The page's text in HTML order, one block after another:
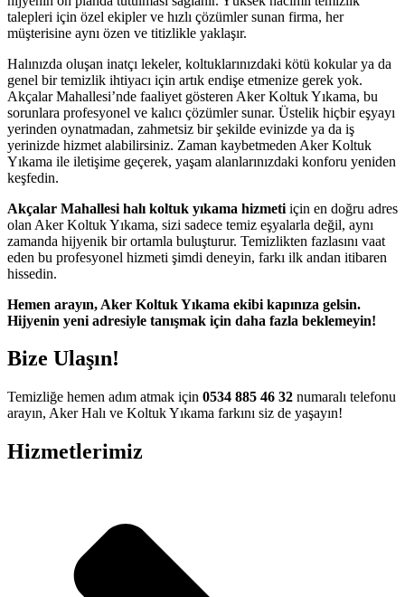
Forum
escort
giriş
yıkama
escort
giriş
talepleri için özel ekipler ve hızlı çözümler sunan firma, her
müşterisine aynı özen ve titizlikle yaklaşır.
Halınızda oluşan inatçı lekeler, koltuklarınızdaki kötü kokular ya da
genel bir temizlik ihtiyacı için artık endişe etmenize gerek yok.
Akçalar Mahallesi’nde faaliyet gösteren Aker Koltuk Yıkama, bu
sorunlara profesyonel ve kalıcı çözümler sunar. Üstelik hiçbir eşyayı
yerinden oynatmadan, zahmetsiz bir şekilde evinizde ya da iş
yerinizde hizmet alabilirsiniz. Zaman kaybetmeden Aker Koltuk
Yıkama ile iletişime geçerek, yaşam alanlarınızdaki konforu yeniden
keşfedin.
Akçalar Mahallesi halı koltuk yıkama hizmeti için en doğru adres
olan Aker Koltuk Yıkama, sizi sadece temiz eşyalarla değil, aynı
zamanda hijyenik bir ortamla buluşturur. Temizlikten fazlasını vaat
eden bu profesyonel hizmeti şimdi deneyin, farkı ilk andan itibaren
hissedin.
Hemen arayın, Aker Koltuk Yıkama ekibi kapınıza gelsin.
Hijyenin yeni adresiyle tanışmak için daha fazla beklemeyin!
Bize Ulaşın!
Temizliğe hemen adım atmak için 0534 885 46 32 numaralı telefonu
arayın, Aker Halı ve Koltuk Yıkama farkını siz de yaşayın!
Hizmetlerimiz